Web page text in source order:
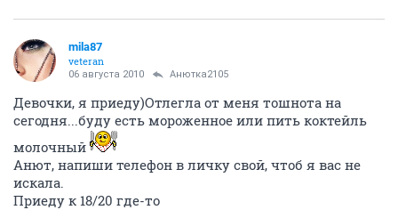
mila87
veteran
06 августа 2010 Анютка2105
Девочки, я приеду)Отлегла от меня тошнота на
сегодня...буду есть мороженное или пить коктейль
молочный
Анют, напиши телефон в личку свой, чтоб я вас не
искала.
Приеду к 18/20 где-то